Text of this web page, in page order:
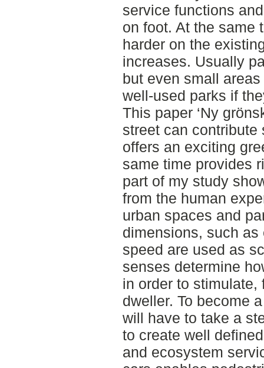
service functions
on foot. At the same
harder on the
increases. Usually
but even small
well-used parks if
This paper ‘Ny
street can contribute
offers an exciting
same time provides
part of my study
from the human
urban spaces and
dimensions, such
speed are used as
senses determine
in order to stimulate,
dweller. To become
will have to take a
to create well
and ecosystem